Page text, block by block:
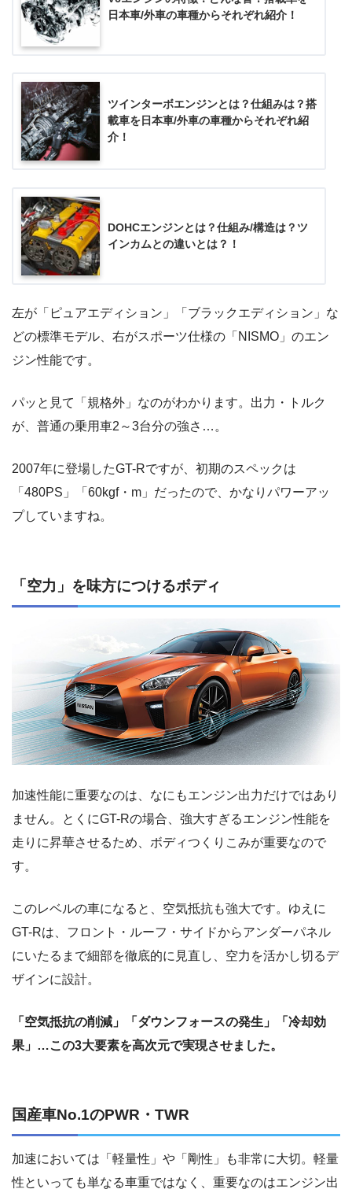
日本車/外車の車種からそれぞれ紹介！
ツインターボエンジンとは？仕組みは？搭
載車を日本車/外車の車種からそれぞれ紹
介！
DOHCエンジンとは？仕組み/構造は？ツ
インカムとの違いとは？！
左が「ピュアエディション」「ブラックエディション」な
どの標準モデル、右がスポーツ仕様の「NISMO」のエン
ジン性能です。
パッと見て「規格外」なのがわかります。出力・トルク
が、普通の乗用車2～3台分の強さ…。
2007年に登場したGT-Rですが、初期のスペックは
「480PS」「60kgf・m」だったので、かなりパワーアッ
プしていますね。
「空力」を味方につけるボディ
加速性能に重要なのは、なにもエンジン出力だけではあり
ません。とくにGT-Rの場合、強大すぎるエンジン性能を
走りに昇華させるため、ボディつくりこみが重要なので
す。
このレベルの車になると、空気抵抗も強大です。ゆえに
GT-Rは、フロント・ルーフ・サイドからアンダーパネル
にいたるまで細部を徹底的に見直し、空力を活かし切るデ
ザインに設計。
「空気抵抗の削減」「ダウンフォースの発生」「冷却効
果」…この3大要素を高次元で実現させました。
国産車No.1のPWR・TWR
加速においては「軽量性」や「剛性」も非常に大切。軽量
性といっても単なる車重ではなく、重要なのはエンジン出